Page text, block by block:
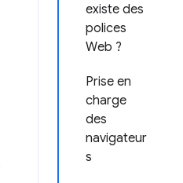
existe des
polices
Web ?
Prise en
charge
des
navigateur
s